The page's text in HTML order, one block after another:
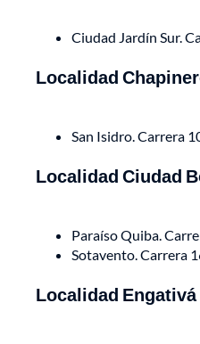
Ciudad Jardín Sur.
Localidad
San Isidro. Carrera
Localidad Ciudad
Paraíso Quiba.
Sotavento. Carrera
Localidad Engativá